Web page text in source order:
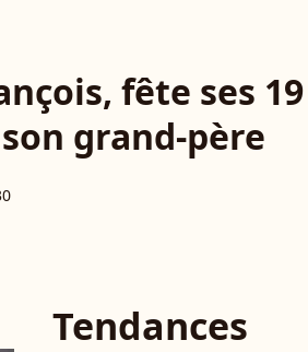
fête ses
grand-père
Tendances